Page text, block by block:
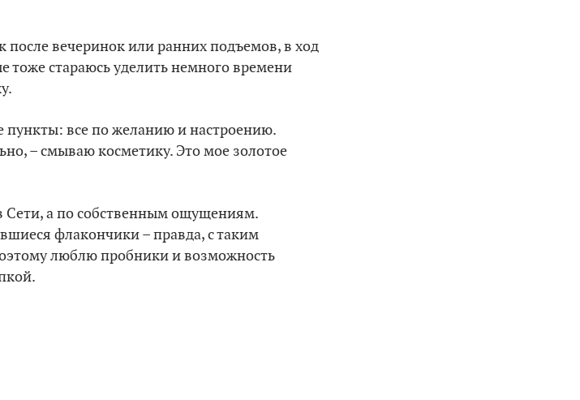
вечеринок или ранних подъемов, в ход
тоже стараюсь уделить немного времени
пункты: все по желанию и настроению.
– смываю косметику. Это мое золотое
а по собственным ощущениям.
флакончики – правда, с таким
люблю пробники и возможность